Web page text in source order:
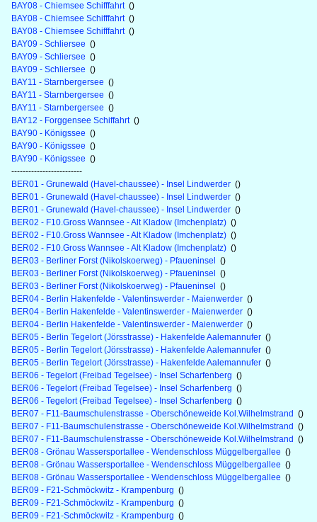
BAY08 - Chiemsee Schifffahrt ()
BAY08 - Chiemsee Schifffahrt ()
BAY08 - Chiemsee Schifffahrt ()
BAY09 - Schliersee ()
BAY09 - Schliersee ()
BAY09 - Schliersee ()
BAY11 - Starnbergersee ()
BAY11 - Starnbergersee ()
BAY11 - Starnbergersee ()
BAY12 - Forggensee Schiffahrt ()
BAY90 - Königssee ()
BAY90 - Königssee ()
BAY90 - Königssee ()
-------------------------
BER01 - Grunewald (Havel-chaussee) - Insel Lindwerder ()
BER01 - Grunewald (Havel-chaussee) - Insel Lindwerder ()
BER01 - Grunewald (Havel-chaussee) - Insel Lindwerder ()
BER02 - F10.Gross Wannsee - Alt Kladow (Imchenplatz) ()
BER02 - F10.Gross Wannsee - Alt Kladow (Imchenplatz) ()
BER02 - F10.Gross Wannsee - Alt Kladow (Imchenplatz) ()
BER03 - Berliner Forst (Nikolskoerweg) - Pfaueninsel
()
BER03 - Berliner Forst (Nikolskoerweg) - Pfaueninsel
()
BER03 - Berliner Forst (Nikolskoerweg) - Pfaueninsel
()
BER04 - Berlin Hakenfelde - Valentinswerder - Maienwerder ()
BER04 - Berlin Hakenfelde - Valentinswerder - Maienwerder ()
BER04 - Berlin Hakenfelde - Valentinswerder - Maienwerder ()
BER05 - Berlin Tegelort (Jörsstrasse) - Hakenfelde Aalemannufer ()
BER05 - Berlin Tegelort (Jörsstrasse) - Hakenfelde Aalemannufer ()
BER05 - Berlin Tegelort (Jörsstrasse) - Hakenfelde Aalemannufer ()
BER06 - Tegelort (Freibad Tegelsee) - Insel Scharfenberg ()
BER06 - Tegelort (Freibad Tegelsee) - Insel Scharfenberg ()
BER06 - Tegelort (Freibad Tegelsee) - Insel Scharfenberg ()
BER07 - F11-Baumschulenstrasse - Oberschöneweide Kol.Wilhelmstrand ()
BER07 - F11-Baumschulenstrasse - Oberschöneweide Kol.Wilhelmstrand ()
BER07 - F11-Baumschulenstrasse - Oberschöneweide Kol.Wilhelmstrand ()
BER08 - Grönau Wassersportallee - Wendenschloss Müggelbergallee ()
BER08 - Grönau Wassersportallee - Wendenschloss Müggelbergallee ()
BER08 - Grönau Wassersportallee - Wendenschloss Müggelbergallee ()
BER09 - F21-Schmöckwitz - Krampenburg ()
BER09 - F21-Schmöckwitz - Krampenburg ()
BER09 - F21-Schmöckwitz - Krampenburg ()